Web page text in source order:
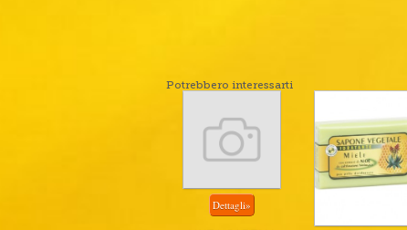
Potrebbero interessarti